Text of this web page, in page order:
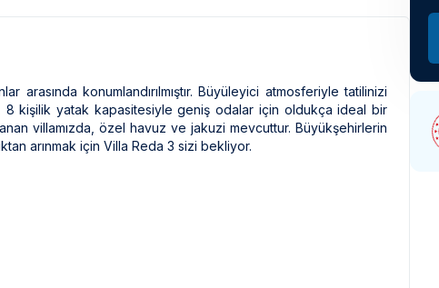
arasında konumlandırılmıştır. Büyüleyici atmosferiyle tatilinizi
kişilik yatak kapasitesiyle geniş odalar için oldukça ideal bir
villamızda, özel havuz ve jakuzi mevcuttur. Büyükşehirlerin
arınmak için Villa Reda 3 sizi bekliyor.
yaralı öğrencilerden tahsil edilmektedir.